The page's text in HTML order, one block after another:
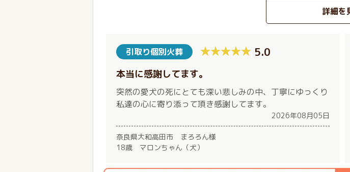
詳細を
引取り個別火葬 5.0
本当に感謝してます。
突然の愛犬の死にとても深い悲しみの中、丁寧にゆっくり
私達の心に寄り添って頂き感謝してます。
2026年08月05日
奈良県大和高田市 まろろん様
18歳 マロンちゃん（犬）